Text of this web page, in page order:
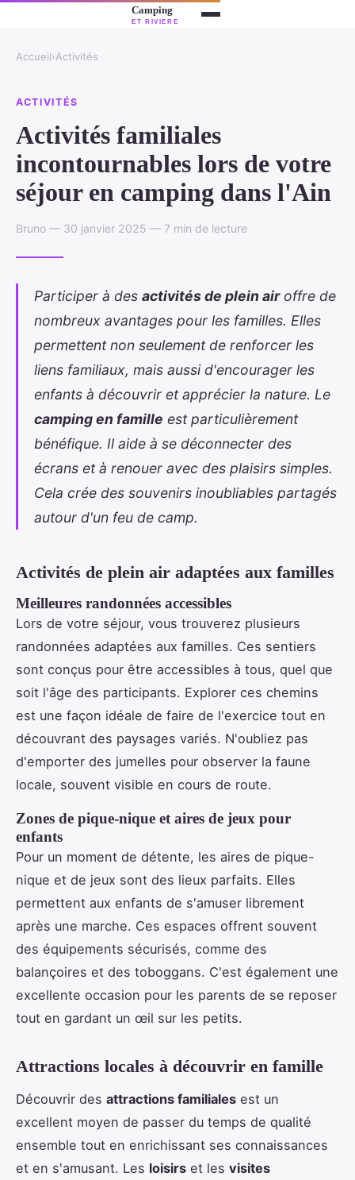
Accueil›Activités
ACTIVITÉS
Activités familiales
incontournables lors de votre
séjour en camping dans l'Ain
Bruno — 30 janvier 2025 — 7 min de lecture
Participer à des activités de plein airoffre de
nombreux avantages pour les familles. Elles
permettent non seulement de renforcer les
liens familiaux, mais aussi d'encourager les
enfants à découvrir et apprécier la nature. Le
camping en famille est particulièrement
bénéfique. Il aide à se déconnecter des
écrans et à renouer avec des plaisirs simples.
Cela crée des souvenirs inoubliables partagés
autour d'un feu de camp.
Activités de plein air adaptées aux familles
Meilleures randonnées accessibles
Lors de votre séjour, vous trouverez plusieurs
randonnées adaptées aux familles. Ces sentiers
sont conçus pour être accessibles à tous, quel que
soit l'âge des participants. Explorer ces chemins
est une façon idéale de faire de l'exercice tout en
découvrant des paysages variés. N'oubliez pas
d'emporter des jumelles pour observer la faune
locale, souvent visible en cours de route.
Zones de pique-nique et aires de jeux pour
enfants
Pour un moment de détente, les aires de pique-
nique et de jeux sont des lieux parfaits. Elles
permettent aux enfants de s'amuser librement
après une marche. Ces espaces offrent souvent
des équipements sécurisés, comme des
balançoires et des toboggans. C'est également une
excellente occasion pour les parents de se reposer
tout en gardant un œil sur les petits.
Attractions locales à découvrir en famille
Découvrir des attractions familiales est un
excellent moyen de passer du temps de qualité
ensemble tout en enrichissant ses connaissances
et en s'amusant. Les loisirs et les visites